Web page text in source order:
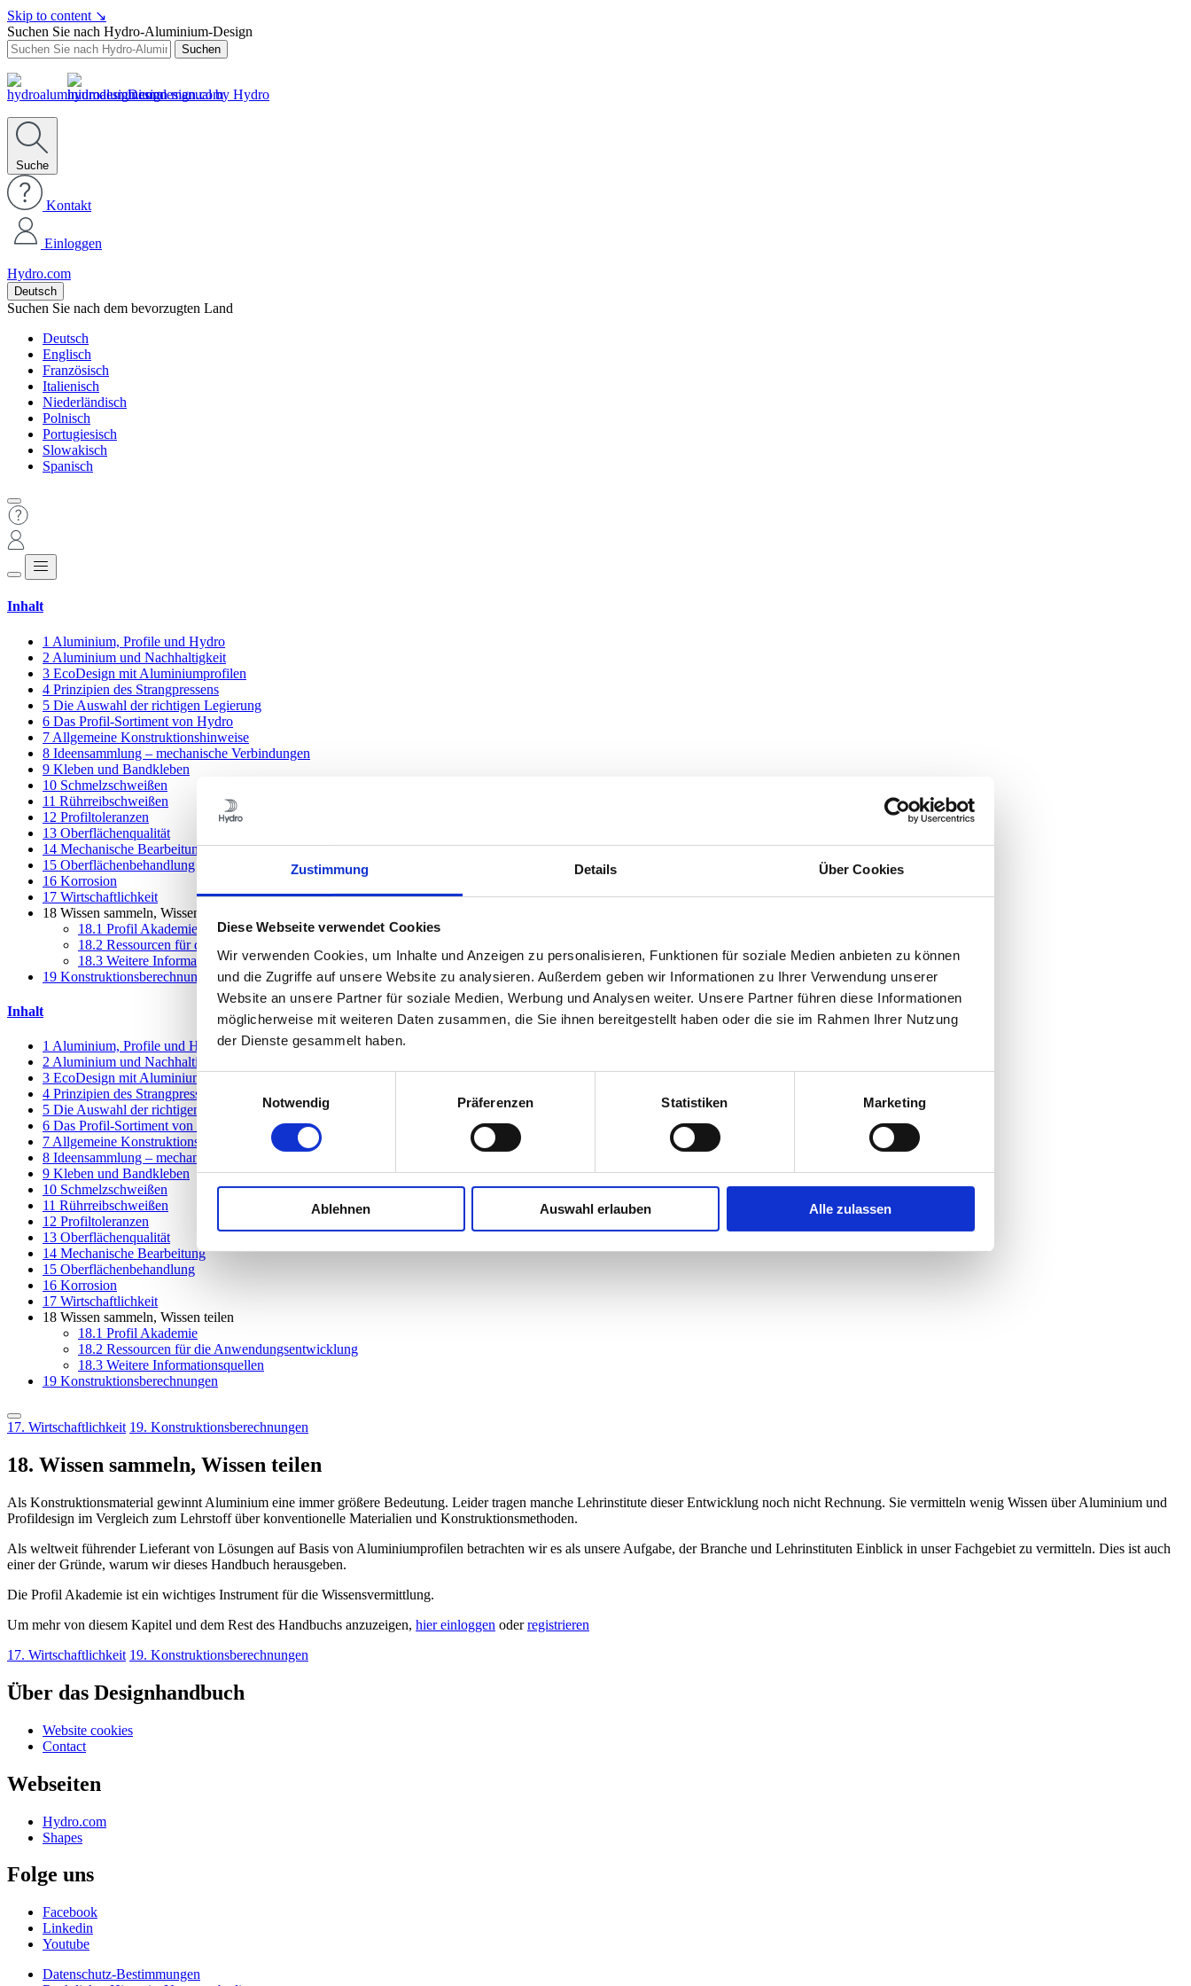
Zustimmung Details Über Cookies
Diese Webseite verwendet Cookies
Wir verwenden Cookies, um Inhalte und Anzeigen zu personalisieren, Funktionen für soziale Medien anbieten zu können
und die Zugriffe auf unsere Website zu analysieren. Außerdem geben wir Informationen zu Ihrer Verwendung unserer
Website an unsere Partner für soziale Medien, Werbung und Analysen weiter. Unsere Partner führen diese Informationen
möglicherweise mit weiteren Daten zusammen, die Sie ihnen bereitgestellt haben oder die sie im Rahmen Ihrer Nutzung
der Dienste gesammelt haben.
Einwilligungsauswahl
Notwendig
Präferenzen Statistiken Marketing
Ablehnen Auswahl erlauben Alle zulassen
Skip to content ↘
Suchen Sie nach Hydro-Aluminium-Design
Suchen
Design manual by Hydro
Suche
Kontakt
Einloggen
Hydro.com
Deutsch
Suchen Sie nach dem bevorzugten Land
Deutsch
Englisch
Französisch
Italienisch
Niederländisch
Polnisch
Portugiesisch
Slowakisch
Spanisch
Inhalt
1 Aluminium, Profile und Hydro
2 Aluminium und Nachhaltigkeit
3 EcoDesign mit Aluminiumprofilen
4 Prinzipien des Strangpressens
5 Die Auswahl der richtigen Legierung
6 Das Profil-Sortiment von Hydro
7 Allgemeine Konstruktionshinweise
8 Ideensammlung – mechanische Verbindungen
9 Kleben und Bandkleben
10 Schmelzschweißen
11 Rührreibschweißen
12 Profiltoleranzen
13 Oberflächenqualität
14 Mechanische Bearbeitung
15 Oberflächenbehandlung
16 Korrosion
17 Wirtschaftlichkeit
18 Wissen sammeln, Wissen teilen
18.1 Profil Akademie
18.2 Ressourcen für die Anwendungsentwicklung
18.3 Weitere Informationsquellen
19 Konstruktionsberechnungen
Inhalt
1 Aluminium, Profile und Hydro
2 Aluminium und Nachhaltigkeit
3 EcoDesign mit Aluminiumprofilen
4 Prinzipien des Strangpressens
5 Die Auswahl der richtigen Legierung
6 Das Profil-Sortiment von Hydro
7 Allgemeine Konstruktionshinweise
8 Ideensammlung – mechanische Verbindungen
9 Kleben und Bandkleben
10 Schmelzschweißen
11 Rührreibschweißen
12 Profiltoleranzen
13 Oberflächenqualität
14 Mechanische Bearbeitung
15 Oberflächenbehandlung
16 Korrosion
17 Wirtschaftlichkeit
18 Wissen sammeln, Wissen teilen
18.1 Profil Akademie
18.2 Ressourcen für die Anwendungsentwicklung
18.3 Weitere Informationsquellen
19 Konstruktionsberechnungen
17. Wirtschaftlichkeit 19. Konstruktionsberechnungen
18. Wissen sammeln, Wissen teilen
Als Konstruktionsmaterial gewinnt Aluminium eine immer größere Bedeutung. Leider tragen manche Lehrinstitute dieser Entwicklung noch nicht Rechnung. Sie vermitteln wenig Wissen über Aluminium und
Profildesign im Vergleich zum Lehrstoff über konventionelle Materialien und Konstruktionsmethoden.
Als weltweit führender Lieferant von Lösungen auf Basis von Aluminiumprofilen betrachten wir es als unsere Aufgabe, der Branche und Lehrinstituten Einblick in unser Fachgebiet zu vermitteln. Dies ist auch
einer der Gründe, warum wir dieses Handbuch herausgeben.
Die Profil Akademie ist ein wichtiges Instrument für die Wissensvermittlung.
Um mehr von diesem Kapitel und dem Rest des Handbuchs anzuzeigen, hier einloggen oderregistrieren
17. Wirtschaftlichkeit 19. Konstruktionsberechnungen
Über das Designhandbuch
Website cookies
Contact
Webseiten
Hydro.com
Shapes
Folge uns
Facebook
Linkedin
Youtube
Datenschutz-Bestimmungen